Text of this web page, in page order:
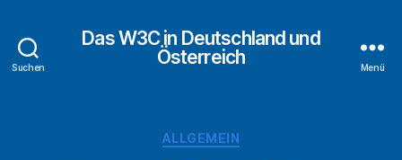
Suchen
Das W3C in Deutschland und
Österreich
Menü
Kategorien
ALLGEMEIN